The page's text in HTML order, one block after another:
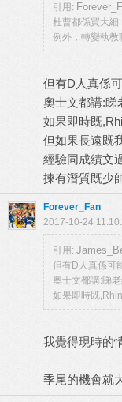
引用:
杜曹都係買大細
例外，轉變執教
但有D人真係
奧士文都講:睇
如果即時既
但如果長遠既
經驗同成績文
揀有潛質既少
Forever_Fan
2017-10-24
引用:
但有D人真係可
奧士文都講:睇
如果即時既
我覺得現時的
季尾的機會就